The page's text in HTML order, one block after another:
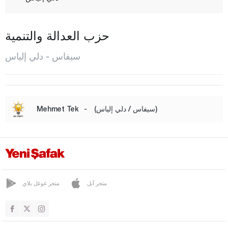
دوغان شنار
غيميريك
جوناي كايا
جور شاير
هافيك
إيمرانلي
المركز
حزب العدالة والتنمية
سيفاس - دلي إلياس
Mehmet Tek - (سيفاس / دلي إلياس)
متجر غوغل بلاي متجر آبل